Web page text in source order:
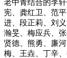
老中青结合的李
宪、龚红卫、范
进、段正莉、刘
瀚旻、梅应兵、
贤德、熊勇、廉
梅、王垚、丁辛